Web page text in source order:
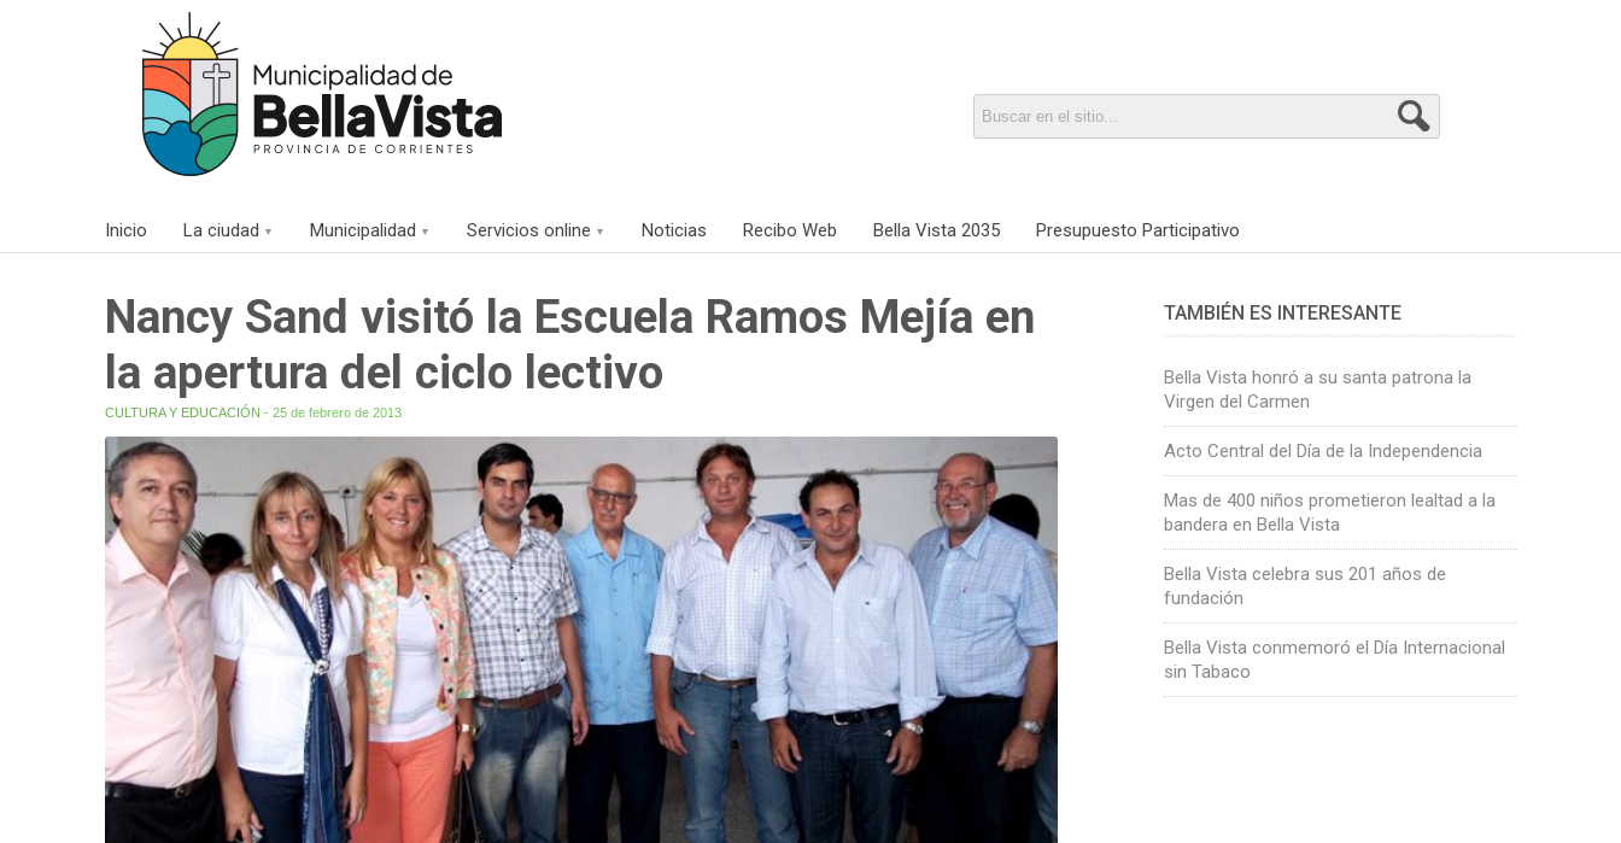
Inicio La ciudad Municipalidad Servicios online Noticias Recibo Web Bella Vista 2035 Presupuesto Participativo
Nancy Sand visitó la Escuela Ramos Mejía en
la apertura del ciclo lectivo
CULTURA Y EDUCACIÓN - 25 de febrero de 2013
TAMBIÉN ES INTERESANTE
Bella Vista honró a su santa patrona la
Virgen del Carmen
Acto Central del Día de la Independencia
Mas de 400 niños prometieron lealtad a la
bandera en Bella Vista
Bella Vista celebra sus 201 años de
fundación
Bella Vista conmemoró el Día Internacional
sin Tabaco